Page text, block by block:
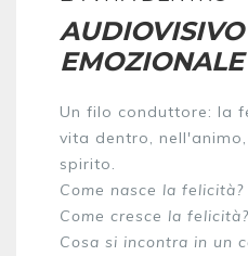
AUDIOVISIVO
EMOZIONALE
Un filo conduttore: la
vita dentro,
spirito.
Come nasce la felicità?
Come cresce la felicità?
Cosa si incontra in un